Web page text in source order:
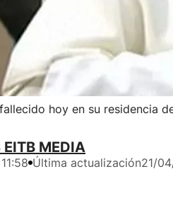
hoy en su residencia
MEDIA
Última actualización21/